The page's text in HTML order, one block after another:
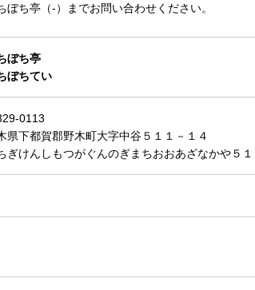
ち亭（-）までお問い合わせください。
ぼち亭
ぼちてい
0113
県下都賀郡野木町大字中谷５１１－１４
ぎけんしもつがぐんのぎまちおおあざなかや５１